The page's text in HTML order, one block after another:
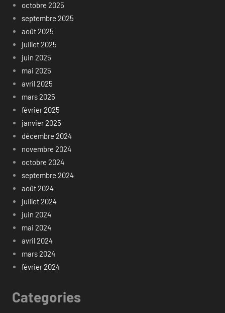
octobre 2025
septembre 2025
août 2025
juillet 2025
juin 2025
mai 2025
avril 2025
mars 2025
février 2025
janvier 2025
décembre 2024
novembre 2024
octobre 2024
septembre 2024
août 2024
juillet 2024
juin 2024
mai 2024
avril 2024
mars 2024
février 2024
Categories